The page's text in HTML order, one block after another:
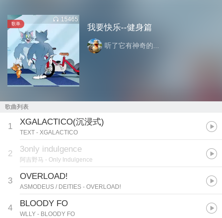
歌单
15465
我要快乐--健身篇
听了它有神奇的...
歌曲列表
1 XGALACTICO(沉浸式)
TEXT - XGALACTICO
2 3only indulgence
阿吉野马 - Only Indulgence
3 OVERLOAD!
ASMODEUS / DEITIES - OVERLOAD!
4 BLOODY FO
WLLY - BLOODY FO